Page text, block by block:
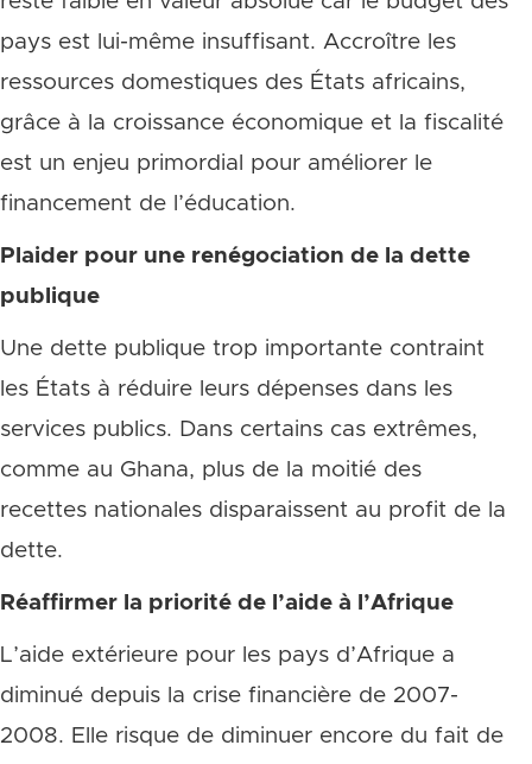
pays est lui-même insuffisant. Accroître les
ressources domestiques des États africains,
grâce à la croissance économique et la fiscalité
est un enjeu primordial pour améliorer le
financement de l’éducation.
Plaider pour une renégociation de la dette
publique
Une dette publique trop importante contraint
les États à réduire leurs dépenses dans les
services publics. Dans certains cas extrêmes,
comme au Ghana, plus de la moitié des
recettes nationales disparaissent au profit de la
dette.
Réaffirmer la priorité de l’aide à l’Afrique
L’aide extérieure pour les pays d’Afrique a
diminué depuis la crise financière de 2007-
2008. Elle risque de diminuer encore du fait de